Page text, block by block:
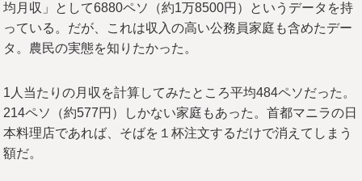
均月収」として6880ペソ（約1万8500円）というデータを持
っている。だが、これは収入の高い公務員家庭も含めたデー
タ。農民の実態を知りたかった。
1人当たりの月収を計算してみたところ平均484ペソだった。
214ペソ（約577円）しかない家庭もあった。首都マニラの日
本料理店であれば、そばを１杯注文するだけで消えてしまう
額だ。